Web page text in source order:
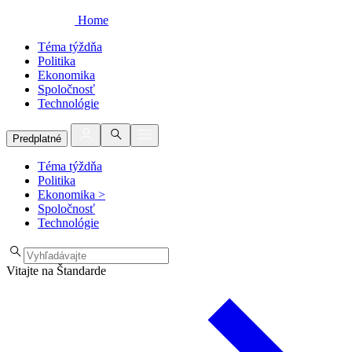
Home
Téma týždňa
Politika
Ekonomika
Spoločnosť
Technológie
Predplatné
Téma týždňa
Politika
Ekonomika >
Spoločnosť
Technológie
Vitajte na Štandarde